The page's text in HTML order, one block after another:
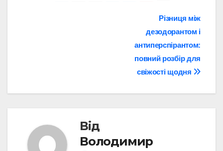
Різниця між
дезодорантом і
антиперспірантом:
повний розбір для
свіжості щодня
Від
Володимир